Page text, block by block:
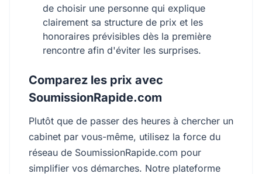
de choisir une personne qui explique
clairement sa structure de prix et les
honoraires prévisibles dès la première
rencontre afin d'éviter les surprises.
Comparez les prix avec
SoumissionRapide.com
Plutôt que de passer des heures à chercher un
cabinet par vous-même, utilisez la force du
réseau de SoumissionRapide.com pour
simplifier vos démarches. Notre plateforme